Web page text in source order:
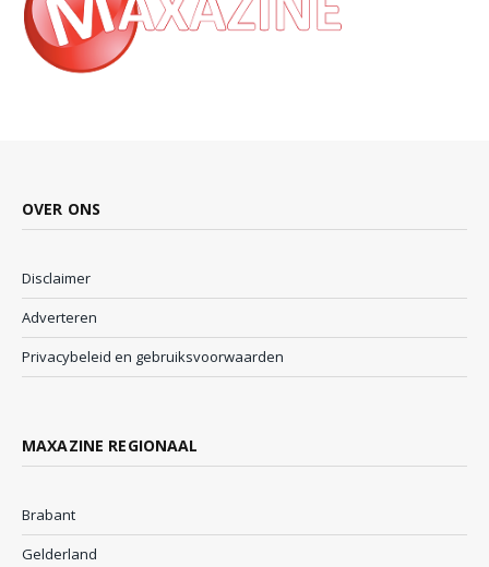
OVER ONS
Disclaimer
Adverteren
Privacybeleid en gebruiksvoorwaarden
MAXAZINE REGIONAAL
Brabant
Gelderland